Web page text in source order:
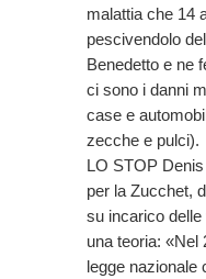
malattia che 14
pescivendolo
Benedetto e ne
ci sono i danni
case e
zecche e pulci).
LO STOP
per la Zucchet,
su incarico
una teoria: «Nel
legge nazionale